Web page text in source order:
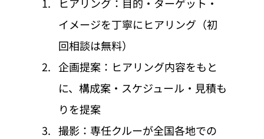
ヒアリング：目的・ターゲット・
イメージを丁寧にヒアリング（初
回相談は無料）
企画提案：ヒアリング内容をもと
に、構成案・スケジュール・見積も
りを提案
撮影：専任クルーが全国各地での